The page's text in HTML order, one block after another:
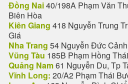
Đồng Nai40/198A Phạm Văn
Biên Hòa
Kiên Giang 418 Nguyễn Trung
Giá
Nha Trang 54 Nguyễn Đức
Vũng Tàu 185B Phạm Hồng
Quảng Nam61 Nguyễn Du, Tp
Vĩnh Long: 20/A2 Phạm Thái